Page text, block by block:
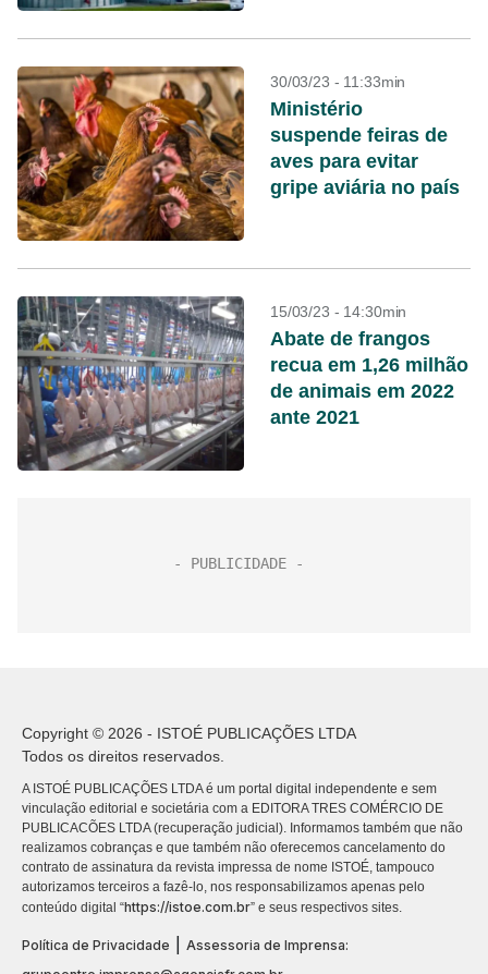
30/03/23 - 11:33min
Ministério
suspende feiras de
aves para evitar
gripe aviária no país
15/03/23 - 14:30min
Abate de frangos
recua em 1,26 milhão
de animais em 2022
ante 2021
Copyright © 2026 - ISTOÉ PUBLICAÇÕES LTDA
Todos os direitos reservados.
A ISTOÉ PUBLICAÇÕES LTDA é um portal digital independente e sem
vinculação editorial e societária com a EDITORA TRES COMÉRCIO DE
PUBLICACÕES LTDA (recuperação judicial). Informamos também que não
realizamos cobranças e que também não oferecemos cancelamento do
contrato de assinatura da revista impressa de nome ISTOÉ, tampouco
autorizamos terceiros a fazê-lo, nos responsabilizamos apenas pelo
conteúdo digital “https://istoe.com.br” e seus respectivos sites.
Política de Privacidade
Assessoria de Imprensa: